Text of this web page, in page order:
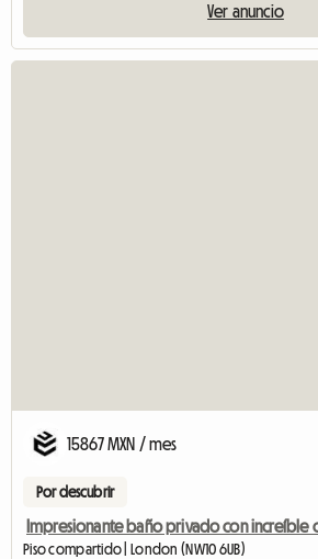
Ver anuncio
15867 MXN / mes
Por descubrir
Impresionante baño privado con increíble
Piso compartido | London (NW10 6UB)